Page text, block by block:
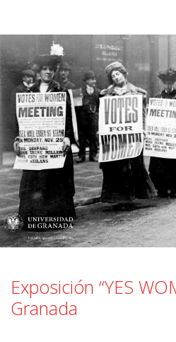
Exposición “YES
Granada